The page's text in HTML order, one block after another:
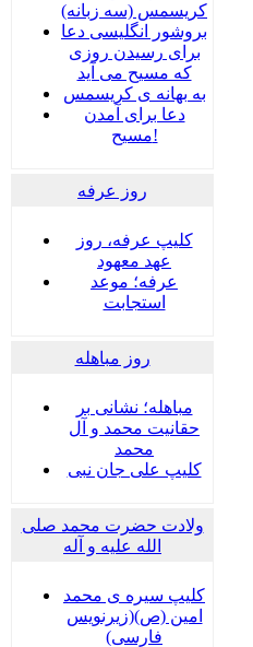
کریسمس (سه زبانه)
بروشور انگلیسی دعا
برای رسیدن روزی
که مسیح می آید
به بهانه ی کریسمس
دعا برای آمدن
مسیح!
روز عرفه
کلیپ عرفه، روز
عهد معهود
عرفه؛ موعد
استجابت
روز مباهله
مباهله؛ نشانی بر
حقانیت محمد و آل
محمد
کلیپ علی جان نبی
ولادت حضرت محمد صلی
الله علیه و آله
کلیپ سیره ی محمد
امین (ص)(زیرنویس
فارسی)